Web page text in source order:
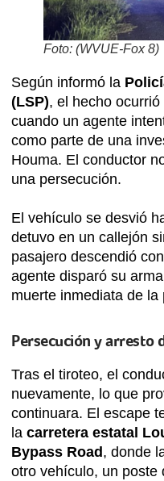
Foto: (WVUE-Fox 8)
Según informó la
(LSP), el hecho
cuando un agente
como parte de una
Houma. El conductor
una persecución.
El vehículo se desvió
detuvo en un callejón
pasajero descendió
agente disparó su
muerte inmediata de la
Persecución y arresto
Tras el tiroteo, el
nuevamente, lo que
continuara. El escape
la carretera estatal
Bypass Road , donde
otro vehículo, un poste